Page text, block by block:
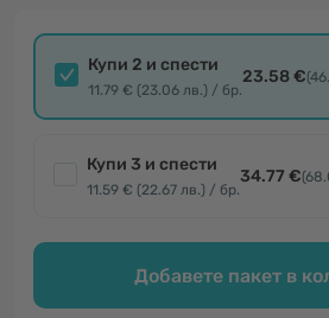
Купи 2 и спести
11.79 € (23.06 лв.) / бр.
23.58 €
Купи 3 и спести
11.59 € (22.67 лв.) / бр.
34.77 €
Добавете пакет в